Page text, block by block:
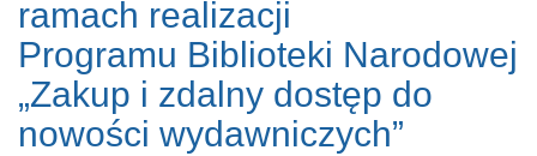
ramach realizacji
Programu Biblioteki Narodowej
„Zakup i zdalny dostęp do
nowości wydawniczych”